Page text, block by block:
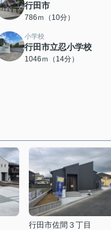
行田市
786ｍ（10分）
小学校
行田市立忍小学校
1046ｍ（14分）
行田市佐間３丁目